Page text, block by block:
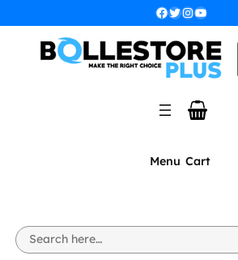
Facebook Twitter InstagramYouTube
Menu Cart
S
e